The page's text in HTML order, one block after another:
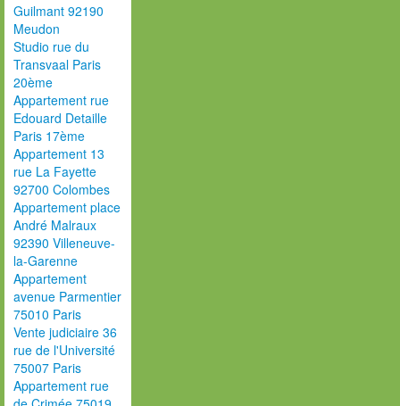
Guilmant 92190
Meudon
Studio rue du
Transvaal Paris
20ème
Appartement rue
Edouard Detaille
Paris 17ème
Appartement 13
rue La Fayette
92700 Colombes
Appartement place
André Malraux
92390 Villeneuve-
la-Garenne
Appartement
avenue Parmentier
75010 Paris
Vente judiciaire 36
rue de l'Université
75007 Paris
Appartement rue